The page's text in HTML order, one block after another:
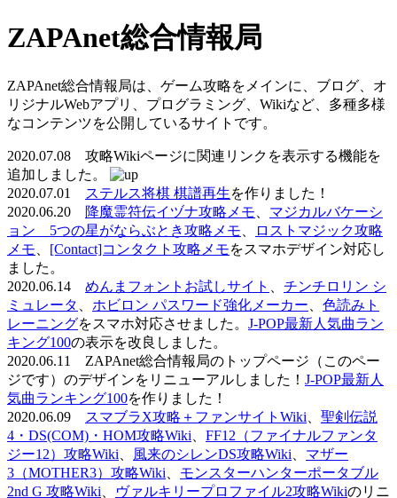
ZAPAnet総合情報局
ZAPAnet総合情報局は、ゲーム攻略をメインに、ブログ、オ
リジナルWebアプリ、プログラミング、Wikiなど、多種多様
なコンテンツを公開しているサイトです。
2020.07.08 攻略Wikiページに関連リンクを表示する機能を
追加しました。
2020.07.01
ステルス将棋 棋譜再生を作りました！
2020.06.20
降魔霊符伝イヅナ攻略メモ
マジカルバケーシ
ョン 5つの星がならぶとき攻略メモ
ロストマジック攻略
メモ
[Contact]コンタクト攻略メモをスマホデザイン対応し
ました。
2020.06.14 めんまフォントお試しサイト
チンチロリン シ
ミュレータ
ホビロン パスワード強化メーカー
色読みト
レーニングをスマホ対応させました。 J-POP最新人気曲ラン
キング100の表示を改良しました。
2020.06.11 ZAPAnet総合情報局のトップページ（このペー
ジです）のデザインをリニューアルしました！ J-POP最新人
気曲ランキング100を作りました！
2020.06.09
スマブラX攻略＋ファンサイトWiki
聖剣伝説
4・DS(COM)・HOM攻略Wiki
FF12（ファイナルファンタ
ジー12）攻略Wiki
風来のシレンDS攻略Wiki
マザー
3（MOTHER3）攻略Wiki
モンスターハンターポータブル
2nd G 攻略Wiki
ヴァルキリープロファイル2攻略Wikiのリニ